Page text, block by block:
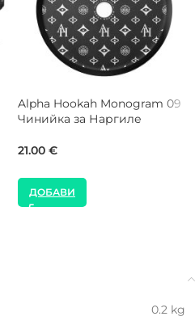
Alpha Hookah Monogram 09
Чинийка за Наргиле
21.00 €
ДОБАВИ
0.2 kg